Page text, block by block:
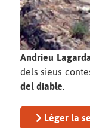
Andrieu
dels sieus
del diable.
Léger la